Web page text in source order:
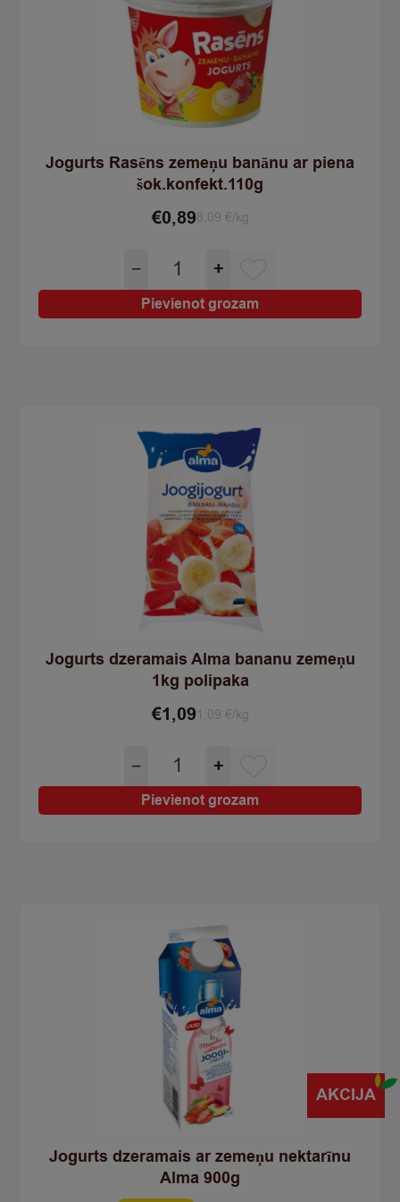
Jogurts Rasēns zemeņu banānu ar piena
šok.konfekt.110g
€0,898.09 €/kg
−
Jogurts
Rasēns
zemeņu
banānu
+
Pievienot grozam
Jogurts dzeramais Alma bananu zemeņu
1kg polipaka
€1,09 1.09 €/kg
−
Jogurts
dzeramais
Alma
bananu
+
Pievienot grozam
Jogurts dzeramais ar zemeņu nektarīnu
Alma 900g
AKCIJA